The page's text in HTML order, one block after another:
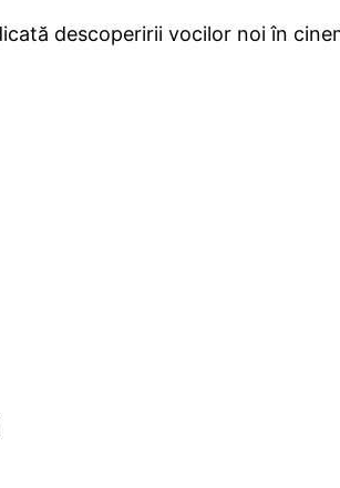
descoperirii vocilor noi în